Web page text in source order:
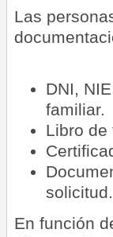
Las
DNI,
familiar.
Libro de
solicitud.
En función